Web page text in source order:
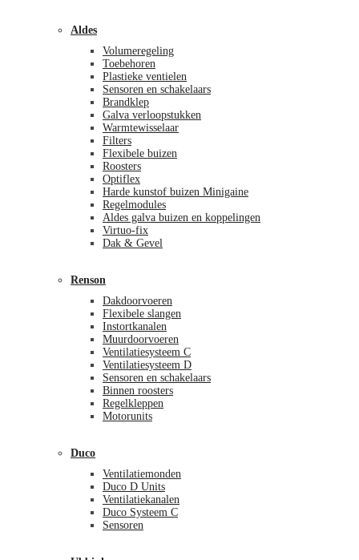
Aldes
Volumeregeling
Toebehoren
Plastieke ventielen
Sensoren en schakelaars
Brandklep
Galva verloopstukken
Warmtewisselaar
Filters
Flexibele buizen
Roosters
Optiflex
Harde kunstof buizen Minigaine
Regelmodules
Aldes galva buizen en koppelingen
Virtuo-fix
Dak & Gevel
Renson
Dakdoorvoeren
Flexibele slangen
Instortkanalen
Muurdoorvoeren
Ventilatiesysteem C
Ventilatiesysteem D
Sensoren en schakelaars
Binnen roosters
Regelkleppen
Motorunits
Duco
Ventilatiemonden
Duco D Units
Ventilatiekanalen
Duco Systeem C
Sensoren